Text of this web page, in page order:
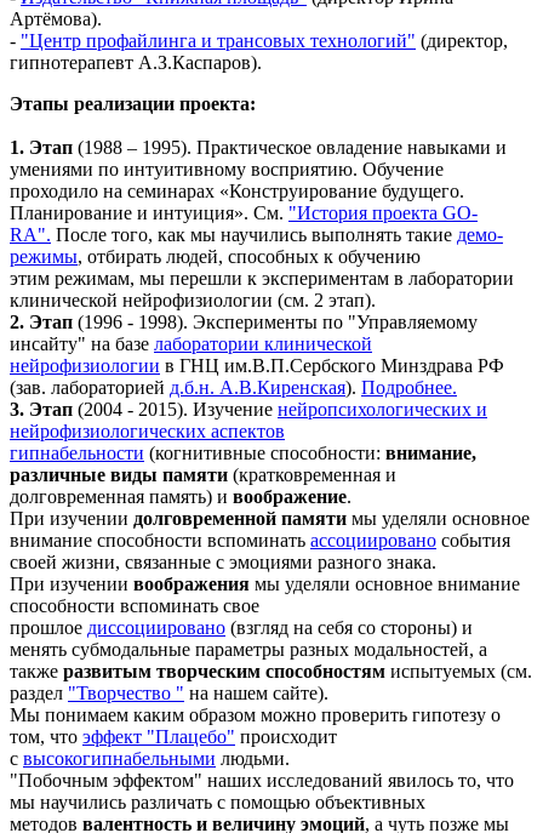
Артёмова).
- "Центр профайлинга и трансовых технологий" (директор,
гипнотерапевт А.З.Каспаров).
Этапы реализации проекта:
1. Этап (1988 – 1995). Практическое овладение навыками и
умениями по интуитивному восприятию. Обучение
проходило на семинарах «Конструирование будущего.
Планирование и интуиция». См. "История проекта GO-
RA". После того, как мы научились выполнять такие демо-
режимы, отбирать людей, способных к обучению
этим режимам, мы перешли к экспериментам в лаборатории
клинической нейрофизиологии (см. 2 этап).
2. Этап (1996 - 1998). Эксперименты по "Управляемому
инсайту" на базе лаборатории клинической
нейрофизиологии в ГНЦ им.В.П.Сербского Минздрава РФ
(зав. лабораторией д.б.н. А.В.Киренская). Подробнее.
3. Этап (2004 - 2015). Изучение нейропсихологических и
нейрофизиологических аспектов
гипнабельности (когнитивные способности: внимание,
различные виды памяти (кратковременная и
долговременная память) и воображение.
При изучении долговременной памяти мы уделяли основное
внимание способности вспоминать ассоциировано события
своей жизни, связанные с эмоциями разного знака.
При изучении воображения мы уделяли основное внимание
способности вспоминать свое
прошлое диссоциировано (взгляд на себя со стороны) и
менять субмодальные параметры разных модальностей, а
также развитым творческим способностям испытуемых (см.
раздел "Творчество " на нашем сайте).
Мы понимаем каким образом можно проверить гипотезу о
том, что эффект "Плацебо" происходит
с высокогипнабельными людьми.
"Побочным эффектом" наших исследований явилось то, что
мы научились различать с помощью объективных
методов валентность и величину эмоций, а чуть позже мы